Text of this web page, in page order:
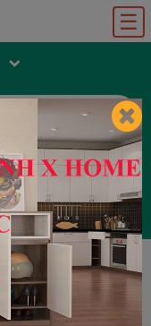
☰
Đăng nhập
Người Đức